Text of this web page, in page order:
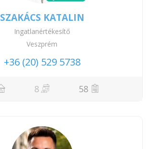
SZAKÁCS KATALIN
Ingatlanértékesítő
Veszprém
+36 (20) 529 5738
8 58